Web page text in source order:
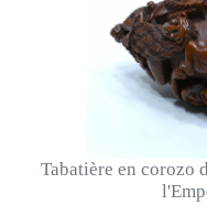
Tabatière en corozo